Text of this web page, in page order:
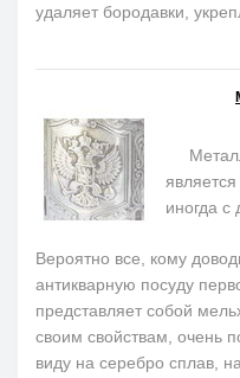
удаляет бородавки,
иногда с
Вероятно все, кому
антикварную посуду
представляет собой
своим свойствам, очень
виду на серебро сплав,